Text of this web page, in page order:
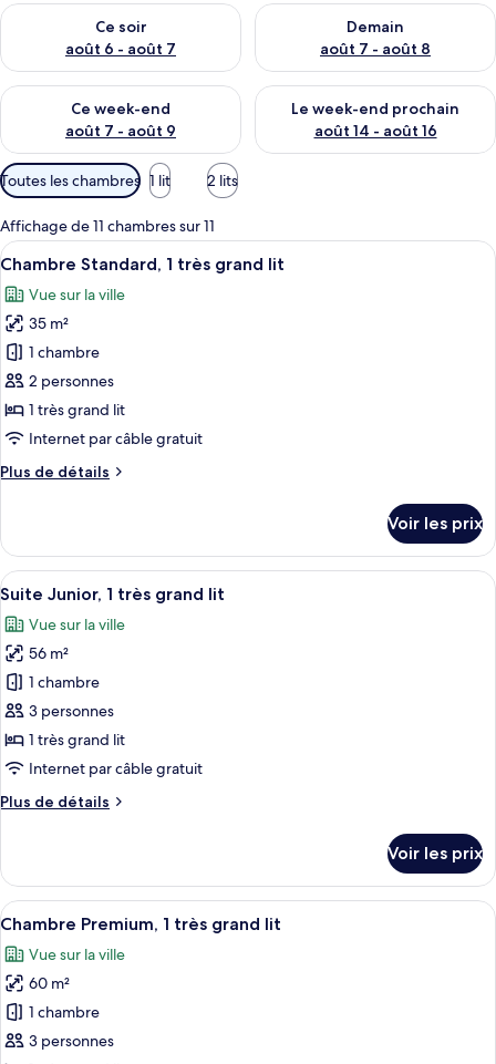
Ce soir
août 6 - août 7
Vérifier la disponibilité pour ce soir août 6 - août 7
Demain
août 7 - août 8
Vérifier la disponibilité pour
Ce week-end
août 7 - août 9
Vérifier la disponibilité pour ce week-end août 7 - août 9
Le week-end prochain
août 14 - août 16
Vérifier la disponibilité pour
Filtres
disponibles
pour
les
chambres
Toutes les chambres 1 lit 2 lits
Affichage de 11 chambres sur 11
Afficher
toutes
les
photos
pour
ce
type
de
chambre :
Chambre
très
grand
lit
Une chambre d’hôtel moderne
8
Chambre Standard, 1 très grand lit
Vue sur la ville
35 m²
1 chambre
2 personnes
1 très grand lit
Internet par câble gratuit
Plus de détails
Plus
le
type
de
Chambre
Standard,
très
grand
lit
Voir les prix
Afficher
toutes
les
photos
pour
ce
type
de
chambre :
Suite
très
grand
lit
Une chambre d’hôtel moderne
4
Suite Junior, 1 très grand lit
Vue sur la ville
56 m²
1 chambre
3 personnes
1 très grand lit
Internet par câble gratuit
Plus de détails
Plus
le
type
de
Suite
Junior,
très
grand
lit
Voir les prix
Afficher
toutes
les
photos
pour
ce
Une chambre d’hôtel moderne avec
7
Chambre Premium, 1 très grand lit
Vue sur la ville
60 m²
1 chambre
3 personnes